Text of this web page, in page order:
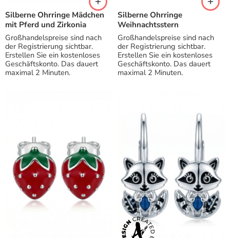
Silberne Ohrringe Mädchen
mit Pferd und Zirkonia
Großhandelspreise sind nach
der Registrierung sichtbar.
Erstellen Sie ein kostenloses
Geschäftskonto. Das dauert
maximal 2 Minuten.
Silberne Ohrringe
Weihnachtsstern
Großhandelspreise sind nach
der Registrierung sichtbar.
Erstellen Sie ein kostenloses
Geschäftskonto. Das dauert
maximal 2 Minuten.